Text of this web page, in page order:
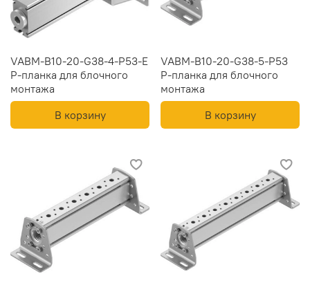
VABM-B10-20-G38-4-P53-E
Р-планка для блочного
монтажа
В корзину
VABM-B10-20-G38-5-P53
Р-планка для блочного
монтажа
В корзину